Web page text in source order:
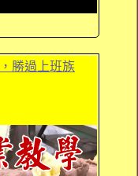
勝過上班族